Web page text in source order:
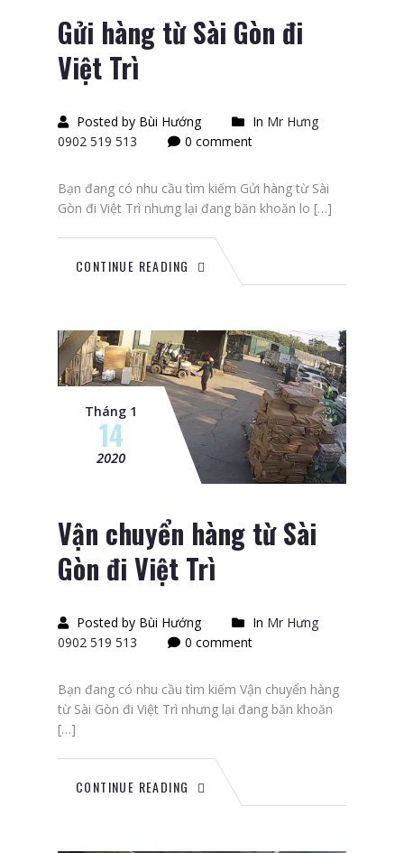
Gửi hàng từ Sài Gòn đi
Việt Trì
Posted by Bùi Hướng In Mr Hưng
0902 519 513
0 comment
Bạn đang có nhu cầu tìm kiếm Gửi hàng từ Sài
Gòn đi Việt Trì nhưng lại đang băn khoăn lo […]
CONTINUE READING
Tháng 1
14
2020
Vận chuyển hàng từ Sài
Gòn đi Việt Trì
Posted by Bùi Hướng In Mr Hưng
0902 519 513
0 comment
Bạn đang có nhu cầu tìm kiếm Vận chuyển hàng
từ Sài Gòn đi Việt Trì nhưng lại đang băn khoăn
[…]
CONTINUE READING